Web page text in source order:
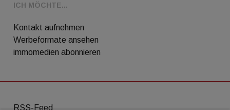
ICH MÖCHTE...
Kontakt aufnehmen
Werbeformate ansehen
immomedien abonnieren
RSS-Feed